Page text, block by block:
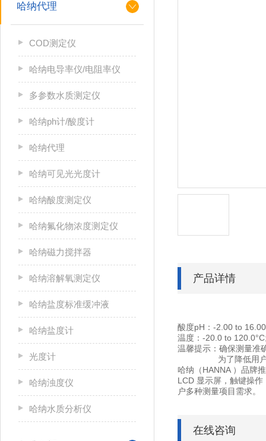
哈纳代理
COD测定仪
哈纳电导率仪/电阻率仪
多参数水质测定仪
哈纳ph计/酸度计
哈纳代理
哈纳可见光光度计
哈纳酸度测定仪
哈纳氟化物浓度测定仪
哈纳磁力搅拌器
哈纳溶解氧测定仪
哈纳盐度标准缓冲液
哈纳盐度计
光度计
哈纳浊度仪
哈纳水质分析仪
产品详情
酸度pH：-2.00 to
温度：-20.0 to
温馨提示：确保测量准
为了降低用户使用
哈纳（HANNA ）品牌
LCD 显示屏，触键操
户多种测量项目需求。
在线咨询